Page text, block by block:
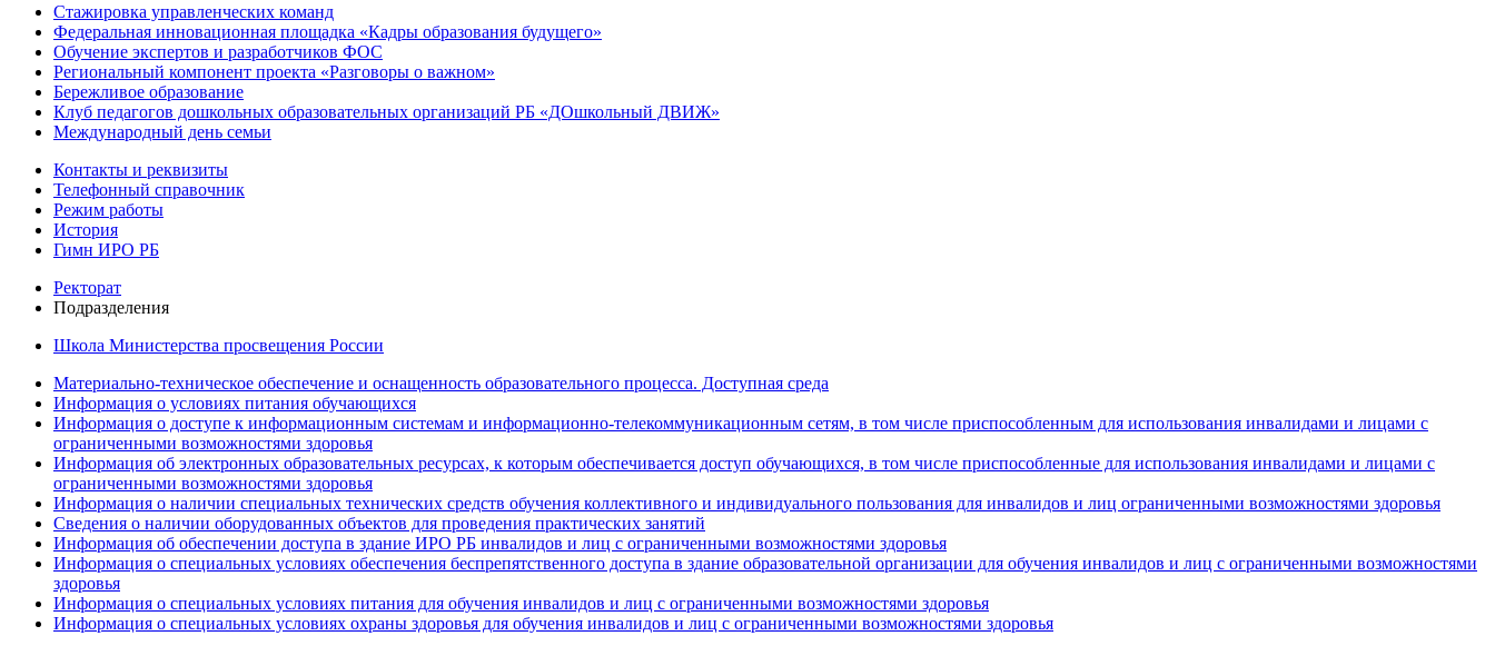
Стажировка управленческих команд
Федеральная инновационная площадка «Кадры образования будущего»
Обучение экспертов и разработчиков ФОС
Региональный компонент проекта «Разговоры о важном»
Бережливое образование
Клуб педагогов дошкольных образовательных организаций РБ «ДОшкольный ДВИЖ»
Международный день семьи
Контакты и реквизиты
Телефонный справочник
Режим работы
История
Гимн ИРО РБ
Ректорат
Подразделения
Школа Министерства просвещения России
Материально-техническое обеспечение и оснащенность образовательного процесса. Доступная среда
Информация о условиях питания обучающихся
Информация о доступе к информационным системам и информационно-телекоммуникационным сетям, в том числе приспособленным для использования инвалидами и лицами с
ограниченными возможностями здоровья
Информация об электронных образовательных ресурсах, к которым обеспечивается доступ обучающихся, в том числе приспособленные для использования инвалидами и лицами с
ограниченными возможностями здоровья
Информация о наличии специальных технических средств обучения коллективного и индивидуального пользования для инвалидов и лиц ограниченными возможностями здоровья
Сведения о наличии оборудованных объектов для проведения практических занятий
Информация об обеспечении доступа в здание ИРО РБ инвалидов и лиц с ограниченными возможностями здоровья
Информация о специальных условиях обеспечения беспрепятственного доступа в здание образовательной организации для обучения инвалидов и лиц с ограниченными возможностями
здоровья
Информация о специальных условиях питания для обучения инвалидов и лиц с ограниченными возможностями здоровья
Информация о специальных условиях охраны здоровья для обучения инвалидов и лиц с ограниченными возможностями здоровья